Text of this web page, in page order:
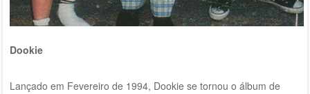
Dookie
Lançado em Fevereiro de 1994, Dookie se tornou o álbum de